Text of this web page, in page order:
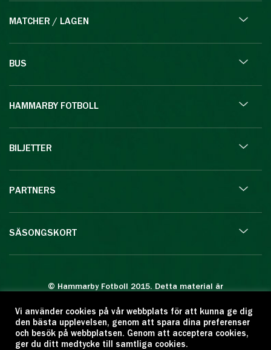
MATCHER / LAGEN
BUS
HAMMARBY FOTBOLL
BILJETTER
PARTNERS
SÄSONGSKORT
© Hammarby Fotboll 2015. Detta material är
Eftertryck eller annan kopiering är förbjuden.
Citera oss gärna men ange källan:
www.hammarbyfotboll.se. Ansvarig utgivare:
Vi använder cookies på vår webbplats för att kunna ge dig
den bästa upplevelsen, genom att spara dina preferenser
och besök på webbplatsen. Genom att acceptera cookies,
ger du ditt medtycke till samtliga cookies.